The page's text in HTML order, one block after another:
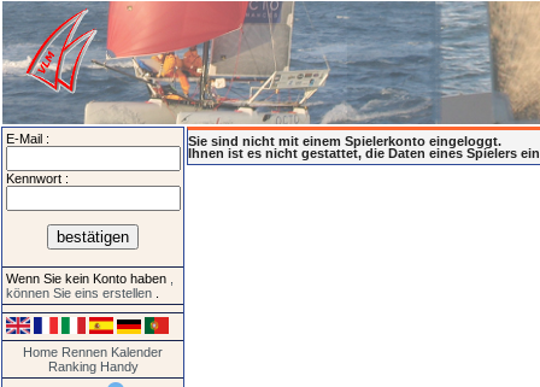
E-Mail :
Kennwort :
Wenn Sie kein Konto haben
können Sie eins erstellen
Home Rennen Kalender
Ranking Handy
Sie sind nicht mit einem Spielerkonto eingeloggt.
Ihnen ist es nicht gestattet, die Daten eines Spielers